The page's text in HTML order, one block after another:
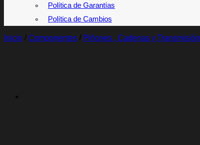
Política de Garantías
Política de Cambios
Inicio / Componentes / Piñones , Cadenas y Transmisión